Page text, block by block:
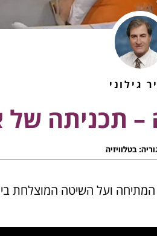
גילוני
תכניתה של
בטלוויזיה
המתיחה ועל השיטה